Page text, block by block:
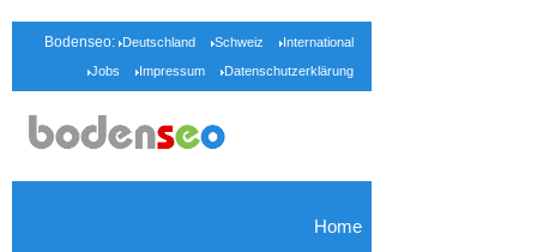
Bodenseo: Deutschland Schweiz
International
Jobs
Impressum Datenschutzerklärung
Home